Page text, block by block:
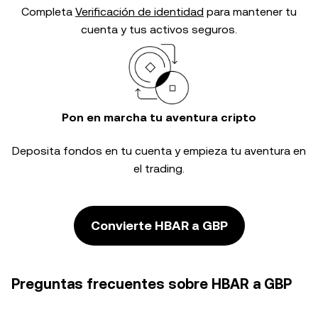
Completa Verificación de identidad para mantener tu
cuenta y tus activos seguros.
Pon en marcha tu aventura cripto
Deposita fondos en tu cuenta y empieza tu aventura en
el trading.
Convierte HBAR a GBP
Preguntas frecuentes sobre HBAR a GBP